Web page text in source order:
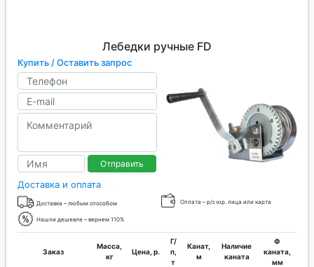
Лебедки ручные FD
Купить / Оставить запрос
Отправить
Доставка и оплата
Доставка – любым способом Оплата – р/с юр. лица или карта
Нашли дешевле – вернем 110%
Заказ
Масса,
кг
Цена, р.
Г/
п,
т
Канат,
м
Наличие
каната
Ф
каната,
мм